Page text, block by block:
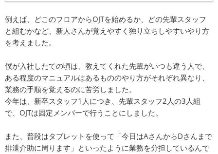
例えば、どこのフロアからOJTを始めるか、どの先輩スタッフ
と組むかなど、新人さんが覚えやすく独り立ちしやすいやり方
を考えました。
僕が入社したての頃は、教えてくれた先輩がいつも違う人で、
ある程度のマニュアルはあるもののやり方がそれぞれ異なり、
業務の手順を覚えるのに苦労しました。
今年は、新卒スタッフ1人につき、先輩スタッフ2人の3人組
で、OJTは固定メンバーで行うことにしました。
また、普段はタブレットを使って「今日はAさんからDさんまで
排泄介助に周ります」といったように業務を分担しているんで